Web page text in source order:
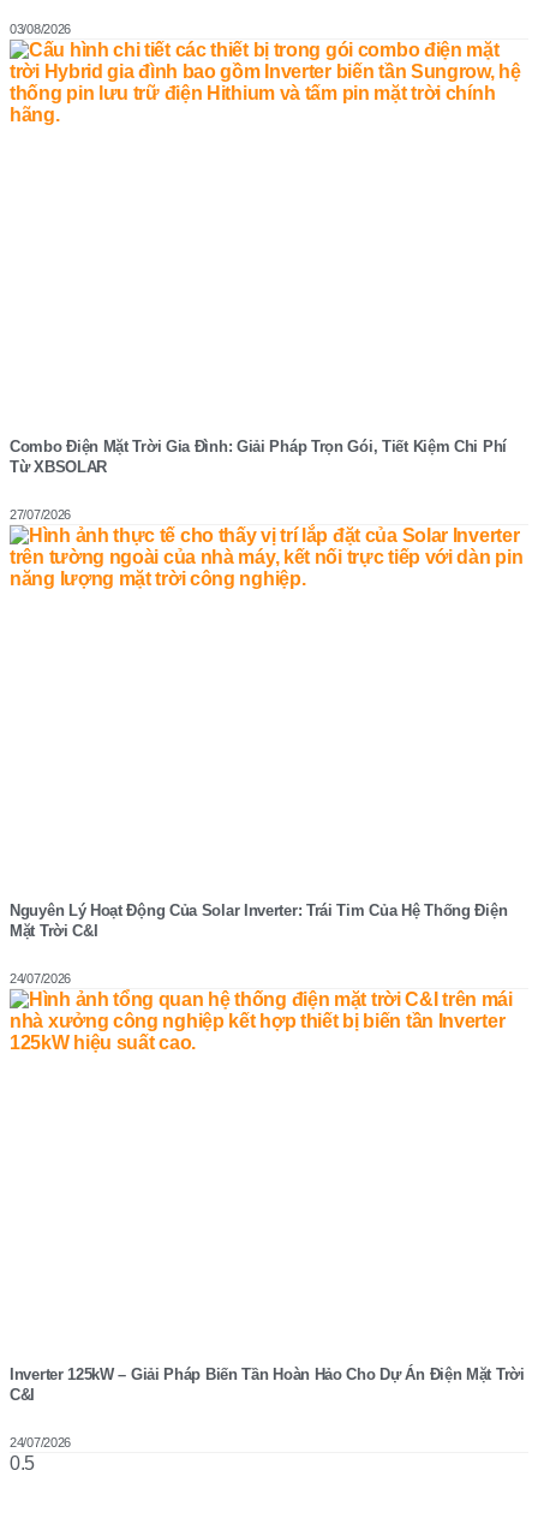
03/08/2026
Combo Điện Mặt Trời Gia Đình: Giải Pháp Trọn Gói, Tiết Kiệm Chi Phí
Từ XBSOLAR
27/07/2026
Nguyên Lý Hoạt Động Của Solar Inverter: Trái Tim Của Hệ Thống Điện
Mặt Trời C&I
24/07/2026
Inverter 125kW – Giải Pháp Biến Tần Hoàn Hảo Cho Dự Án Điện Mặt Trời
C&I
24/07/2026